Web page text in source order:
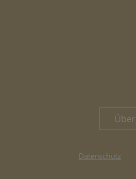
Datenschutz